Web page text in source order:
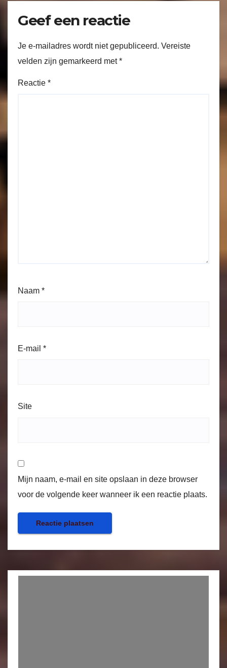
Geef een reactie
Je e-mailadres wordt niet gepubliceerd. Vereiste
velden zijn gemarkeerd met*
Reactie *
Naam *
E-mail *
Site
Mijn naam, e-mail en site opslaan in deze browser
voor de volgende keer wanneer ik een reactie plaats.